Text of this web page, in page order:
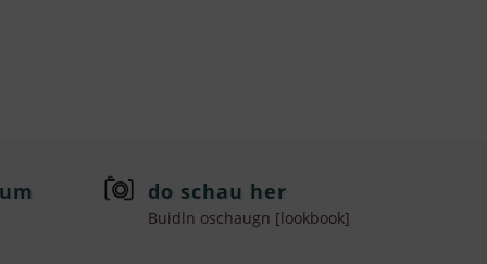
do schau her
Buidln oschaugn [lookbook]